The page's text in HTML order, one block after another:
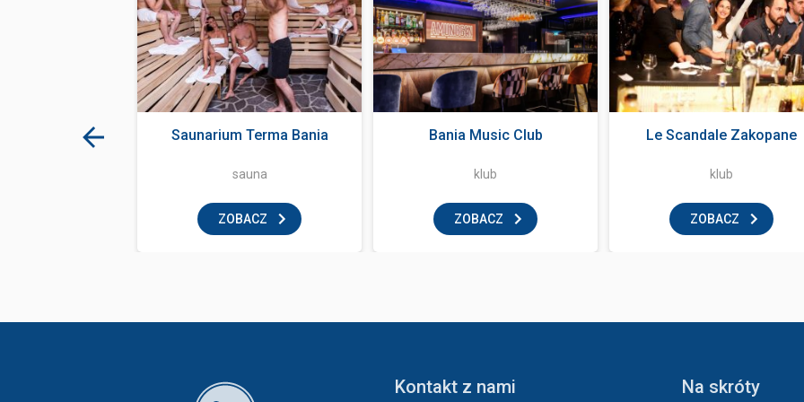
U Wnuka Saunarium Terma Bania
sauna
ZOBACZ
Bania Music Club
klub
ZOBACZ
Le Scandale Zakopane
klub
ZOBACZ
Kontakt z nami Na skróty